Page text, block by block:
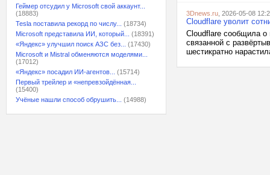
Геймер отсудил у Microsoft свой аккаунт...
(18883)
Tesla поставила рекорд по числу...
(18734)
Microsoft представила ИИ, который...
(18391)
«Яндекс» улучшил поиск АЗС без...
(17430)
Microsoft и Mistral обменяются моделями...
(17012)
«Яндекс» посадил ИИ-агентов...
(15714)
Первый трейлер и «непревзойдённая...
(15400)
Учёные нашли способ обрушить...
(14988)
3Dnews.ru , 2026-05-08
Cloudflare уволит
Cloudflare сообщила о
связанной с
шестикратно